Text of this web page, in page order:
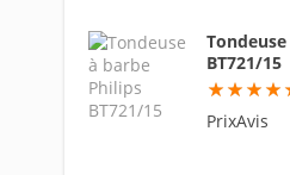
BT721/15
PrixAvis